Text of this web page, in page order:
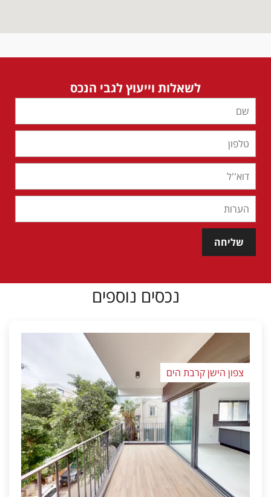
לשאלות וייעוץ לגבי הנכס
שליחה
נכסים נוספים
צפון הישן קרבת הים